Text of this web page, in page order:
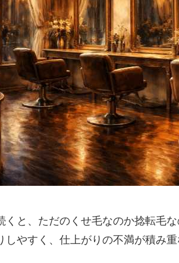
くと、ただのくせ毛なのか捻転毛
やすく、仕上がりの不満が積み重